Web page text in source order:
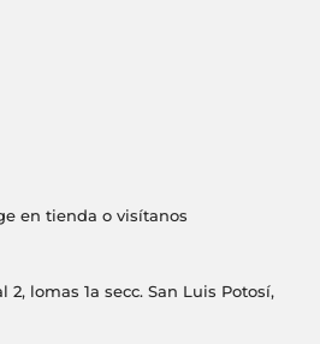
en tienda o visítanos
2, lomas 1a secc. San Luis Potosí,